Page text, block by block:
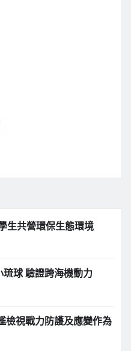
生共營環保生態環境
球 驗證跨海機動力
檢視戰力防護及應變作為